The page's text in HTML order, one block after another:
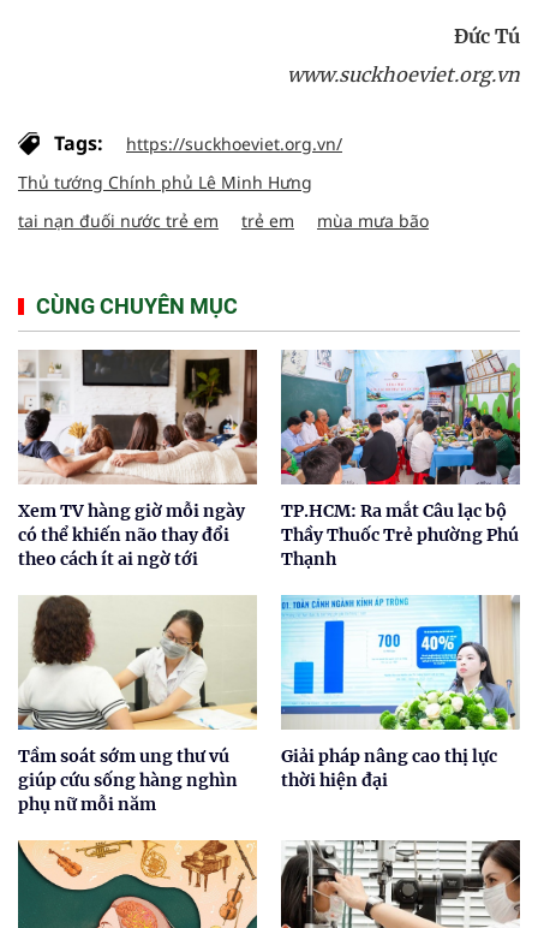
Đức Tú
www.suckhoeviet.org.vn
Tags:
https://suckhoeviet.org.vn/
Thủ tướng Chính phủ Lê Minh Hưng
tai nạn đuối nước trẻ em
trẻ em mùa mưa bão
CÙNG CHUYÊN MỤC
Xem TV hàng giờ mỗi ngày
có thể khiến não thay đổi
theo cách ít ai ngờ tới
TP.HCM: Ra mắt Câu lạc bộ
Thầy Thuốc Trẻ phường Phú
Thạnh
Tầm soát sớm ung thư vú
giúp cứu sống hàng nghìn
phụ nữ mỗi năm
Giải pháp nâng cao thị lực
thời hiện đại